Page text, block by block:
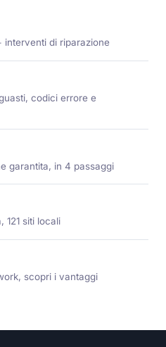
interventi di riparazione
codici errore e
garantita, in 4 passaggi
121 siti locali
scopri i vantaggi